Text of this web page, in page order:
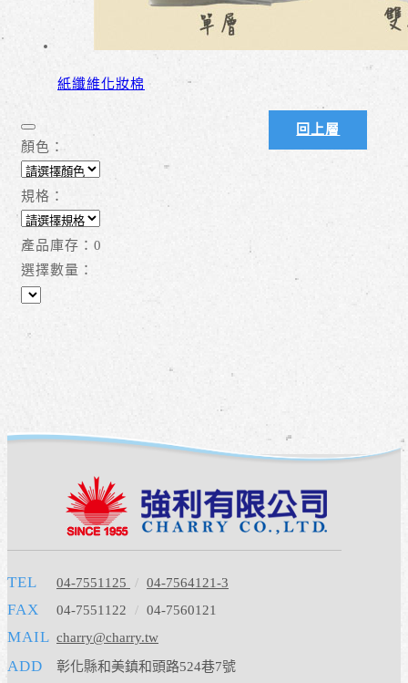
紙纖維化妝棉
回上層
顏色：
規格：
產品庫存： 0
選擇數量：
TEL 04-7551125 / 04-7564121-3
FAX 04-7551122 / 04-7560121
MAIL charry@charry.tw
ADD 彰化縣和美鎮和頭路524巷7號